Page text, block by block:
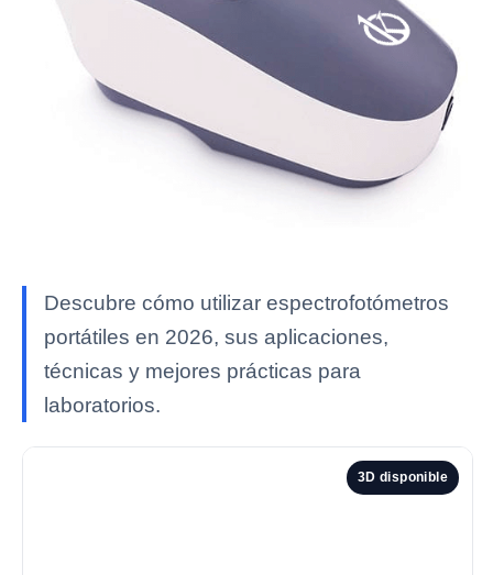
Descubre cómo utilizar espectrofotómetros
portátiles en 2026, sus aplicaciones,
técnicas y mejores prácticas para
laboratorios.
3D disponible